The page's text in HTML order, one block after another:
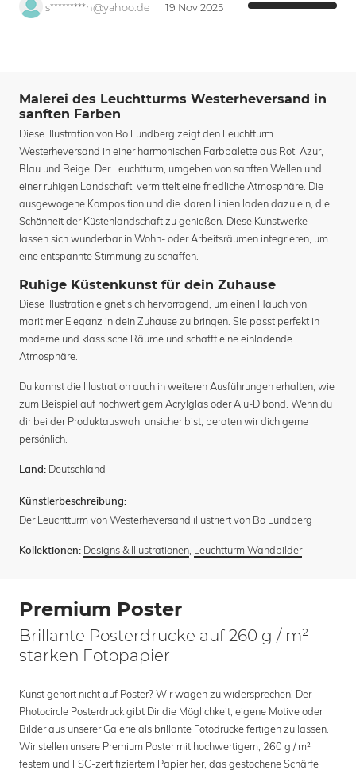
s*********h@yahoo.de 19 Nov 2025
Malerei des Leuchtturms Westerheversand in
sanften Farben
Diese Illustration von Bo Lundberg zeigt den Leuchtturm
Westerheversand in einer harmonischen Farbpalette aus Rot, Azur,
Blau und Beige. Der Leuchtturm, umgeben von sanften Wellen und
einer ruhigen Landschaft, vermittelt eine friedliche Atmosphäre. Die
ausgewogene Komposition und die klaren Linien laden dazu ein, die
Schönheit der Küstenlandschaft zu genießen. Diese Kunstwerke
lassen sich wunderbar in Wohn- oder Arbeitsräumen integrieren, um
eine entspannte Stimmung zu schaffen.
Ruhige Küstenkunst für dein Zuhause
Diese Illustration eignet sich hervorragend, um einen Hauch von
maritimer Eleganz in dein Zuhause zu bringen. Sie passt perfekt in
moderne und klassische Räume und schafft eine einladende
Atmosphäre.
Du kannst die Illustration auch in weiteren Ausführungen erhalten, wie
zum Beispiel auf hochwertigem Acrylglas oder Alu-Dibond. Wenn du
dir bei der Produktauswahl unsicher bist, beraten wir dich gerne
persönlich.
Land: Deutschland
Künstlerbeschreibung:
Der Leuchtturm von Westerheversand illustriert von Bo Lundberg
Kollektionen: Designs & Illustrationen Leuchtturm Wandbilder
Premium Poster
Brillante Posterdrucke auf 260 g / m²
starken Fotopapier
Kunst gehört nicht auf Poster? Wir wagen zu widersprechen! Der
Photocircle Posterdruck gibt Dir die Möglichkeit, eigene Motive oder
Bilder aus unserer Galerie als brillante Fotodrucke fertigen zu lassen.
Wir stellen unsere Premium Poster mit hochwertigem, 260 g / m²
festem und FSC-zertifiziertem Papier her, das gestochene Schärfe